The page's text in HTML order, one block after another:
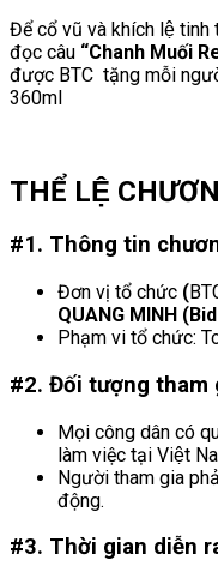
Để cổ vũ và khích lệ tinh
đọc câu “Chanh Muối
được BTC tặng mỗi
360ml
THỂ LỆ
#1. Thông tin
Đơn vị tổ chức (
QUANG MINH
Phạm vi tổ chức:
#2. Đối tượng tham
Mọi công dân có
làm việc tại Việt
Người tham gia
động.
#3. Thời gian diễn